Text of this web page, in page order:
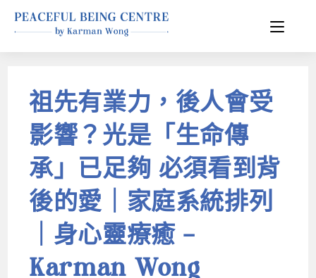
祖先有業力，後人會受
影響？光是「生命傳
承」已足夠 必須看到背
後的愛｜家庭系統排列
｜身心靈療癒 –